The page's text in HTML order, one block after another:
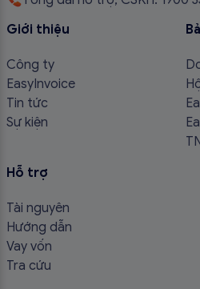
Giới thiệu
Công ty
EasyInvoice
Tin tức
Sự kiện
Hỗ trợ
Tài nguyên
Hướng dẫn
Vay vốn
Tra cứu